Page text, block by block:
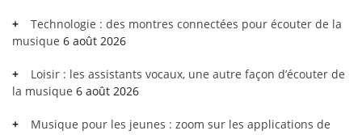
Technologie : des montres connectées pour écouter de la
musique 6 août 2026
Loisir : les assistants vocaux, une autre façon d’écouter de
la musique 6 août 2026
Musique pour les jeunes : zoom sur les applications de